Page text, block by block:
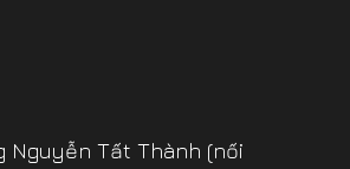
Nguyễn Tất Thành (nối